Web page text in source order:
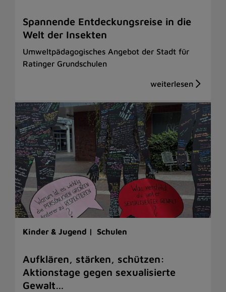
Spannende Entdeckungsreise in die
Welt der Insekten
Umweltpädagogisches Angebot der Stadt für
Ratinger Grundschulen
Kinder & Jugend | Schulen
Aufklären, stärken, schützen:
Aktionstage gegen sexualisierte
Gewalt…